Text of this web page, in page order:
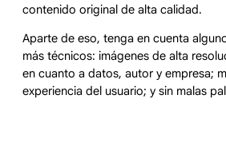
contenido original de alta calidad.
Aparte de eso, tenga en cuenta
más técnicos: imágenes de alta
en cuanto a datos, autor y empresa;
experiencia del usuario; y sin malas